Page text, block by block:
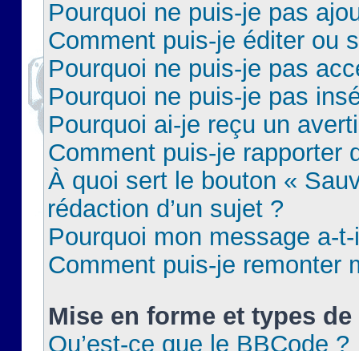
Pourquoi ne puis-je pas
Comment puis-je éditer ou
Pourquoi ne puis-je pas
Pourquoi ne puis-je pas
Pourquoi ai-je reçu un
Comment puis-je rapporter
À quoi sert le bouton «
rédaction d’un sujet ?
Pourquoi mon message a-
Comment puis-je remonter
Mise en forme et types
Qu’est-ce que le BBCode ?